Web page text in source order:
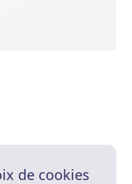
de cookies